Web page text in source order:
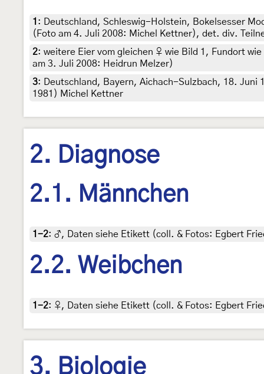
1 : Deutschland, Schleswig-Holstein, Bokelsesser
(Foto am 4. Juli 2008: Michel Kettner), det. div.
2: weitere Eier vom gleichen ♀ wie Bild 1, Fundort
am 3. Juli 2008: Heidrun Melzer)
3: Deutschland, Bayern, Aichach-Sulzbach, 18.
1981) Michel Kettner
2. Diagnose
2.1. Männchen
1-2: ♂, Daten siehe Etikett (coll. & Fotos: Egbert
2.2. Weibchen
1-2: ♀, Daten siehe Etikett (coll. & Fotos: Egbert
3. Biologie